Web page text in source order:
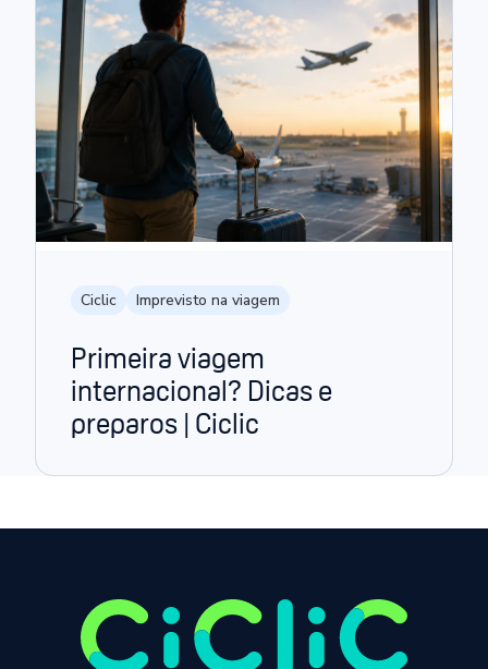
Ciclic Imprevisto na viagem
Primeira viagem
internacional? Dicas e
preparos | Ciclic